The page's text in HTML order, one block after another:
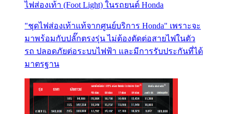
ไฟส่องเท้า (Foot Light) ในรถยนต์ Honda
"ชุดไฟส่องเท้าแท้จากศูนย์บริการ Honda" เพราะจะ
มาพร้อมกับปลั๊กตรงรุ่น ไม่ต้องตัดต่อสายไฟในตัว
รถ ปลอดภัยต่อระบบไฟฟ้า และมีการรับประกันที่ได้
มาตรฐาน